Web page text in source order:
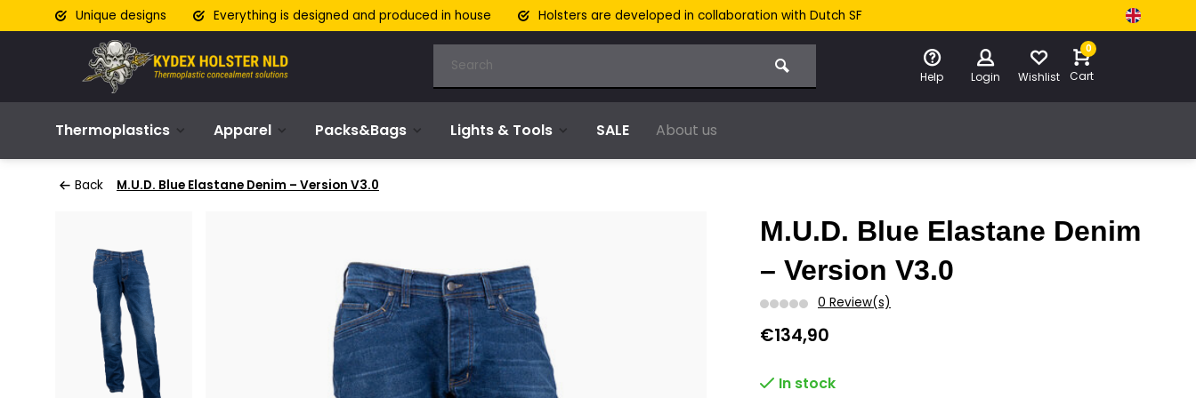
Unique designs Everything is designed and produced in house Holsters are developed in collaboration with Dutch SF
Help Login Wishlist
0
Cart
Thermoplastics Apparel Packs&Bags Lights & Tools SALE About us
Back M.U.D. Blue Elastane Denim – Version V3.0
M.U.D. Blue Elastane Denim
– Version V3.0
0 Review(s)
€134,90
In stock